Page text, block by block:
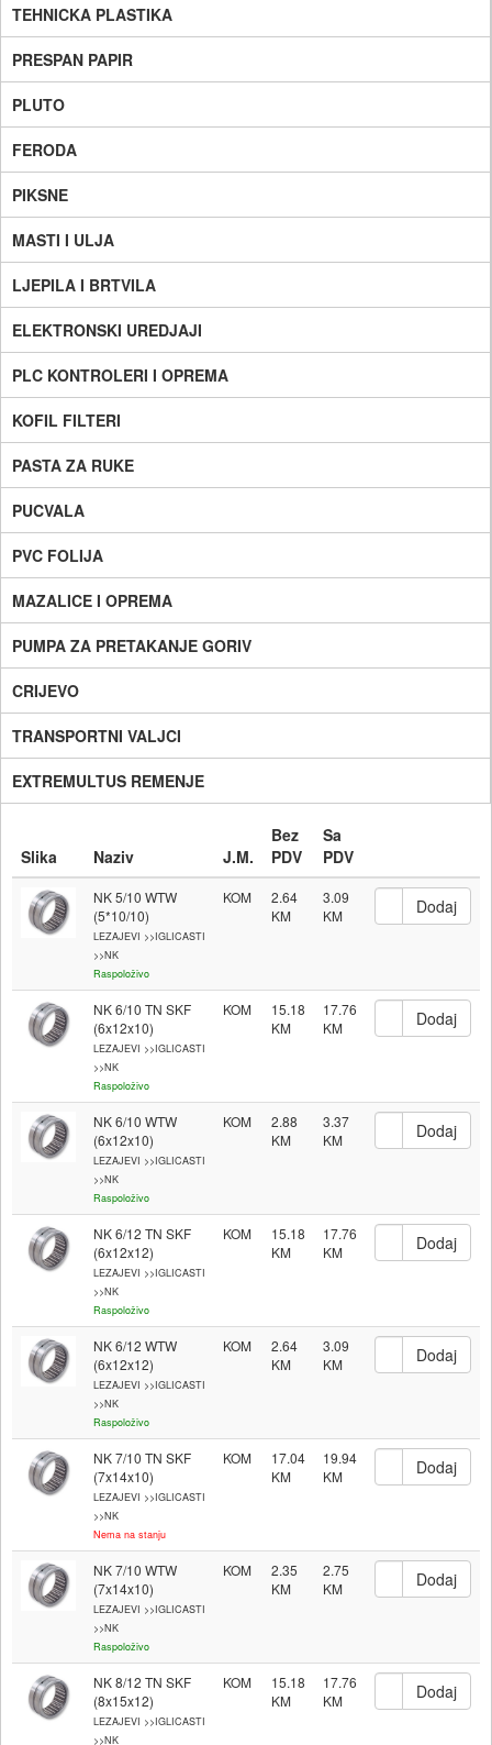
TEHNICKA PLASTIKA
PRESPAN PAPIR
PLUTO
FERODA
PIKSNE
MASTI I ULJA
LJEPILA I BRTVILA
ELEKTRONSKI UREDJAJI
PLC KONTROLERI I OPREMA
KOFIL FILTERI
PASTA ZA RUKE
PUCVALA
PVC FOLIJA
MAZALICE I OPREMA
PUMPA ZA PRETAKANJE GORIV
CRIJEVO
TRANSPORTNI VALJCI
EXTREMULTUS REMENJE
Slika Naziv J.M.
Bez
PDV
Sa
PDV
NK 5/10 WTW
(5*10/10)
LEZAJEVI >>IGLICASTI
>>NK
Raspoloživo
KOM 2.64 3.09
NK 6/10 TN SKF
(6x12x10)
LEZAJEVI >>IGLICASTI
>>NK
Raspoloživo
KOM 15.18 17.76
NK 6/10 WTW
(6x12x10)
LEZAJEVI >>IGLICASTI
>>NK
Raspoloživo
KOM 2.88 3.37
NK 6/12 TN SKF
(6x12x12)
LEZAJEVI >>IGLICASTI
>>NK
Raspoloživo
KOM 15.18 17.76
NK 6/12 WTW
(6x12x12)
LEZAJEVI >>IGLICASTI
>>NK
Raspoloživo
KOM 2.64 3.09
NK 7/10 TN SKF
(7x14x10)
LEZAJEVI >>IGLICASTI
>>NK
Nema na stanju
KOM 17.04 19.94
NK 7/10 WTW
(7x14x10)
LEZAJEVI >>IGLICASTI
>>NK
Raspoloživo
KOM 2.35 2.75
NK 8/12 TN SKF
(8x15x12)
LEZAJEVI >>IGLICASTI
>>NK
KOM 15.18 17.76